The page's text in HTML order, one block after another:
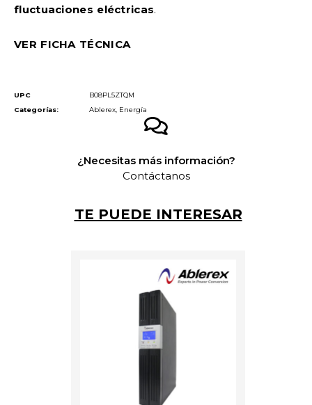
fluctuaciones eléctricas.
VER FICHA TÉCNICA
UPC
B08PL5ZTQM
Categorías:
Ablerex Energía
¿Necesitas más información?
Contáctanos
TE PUEDE INTERESAR